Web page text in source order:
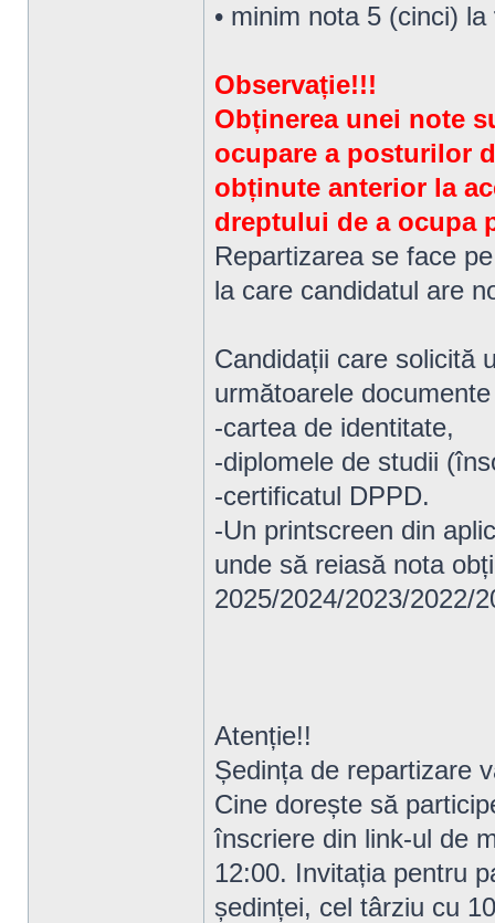
• minim nota 5 (cinci) la
Observație!!!
Obținerea unei note
ocupare a posturilor
obținute anterior la
dreptului de a ocupa
Repartizarea se face
la care candidatul are
Candidații care solicită
următoarele
-cartea de identitate,
-diplomele de studii
-certificatul DPPD.
-Un printscreen din
unde să reiasă nota
2025/2024/2023/2022/
Atenție!!
Ședința de repartizare
Cine dorește să
înscriere din link-ul de
12:00. Invitația pentru
ședinței, cel târziu cu